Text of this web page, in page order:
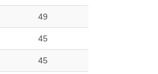
49
45
45